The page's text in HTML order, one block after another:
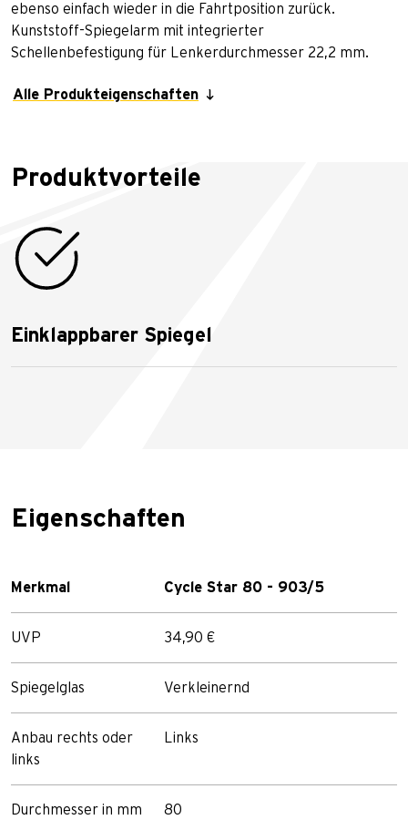
ebenso einfach wieder in die Fahrtposition zurück.
Kunststoff-Spiegelarm mit integrierter
Schellenbefestigung für Lenkerdurchmesser 22,2 mm.
Alle Produkteigenschaften
Produktvorteile
Einklappbarer Spiegel
Eigenschaften
Merkmal Cycle Star 80 - 903/5
UVP 34,90 €
Spiegelglas Verkleinernd
Anbau rechts oder
links
Links
Durchmesser in mm 80